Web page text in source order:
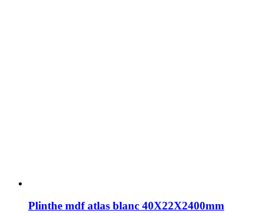
Plinthe mdf atlas blanc 40X22X2400mm